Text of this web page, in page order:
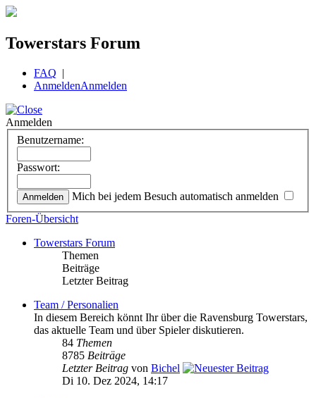
Towerstars Forum
FAQ |
AnmeldenAnmelden
Anmelden
Benutzername:
Passwort:
Mich bei jedem Besuch automatisch anmelden
Foren-Übersicht
Towerstars Forum
Themen
Beiträge
Letzter Beitrag
Team / Personalien
In diesem Bereich könnt Ihr über die Ravensburg Towerstars,
das aktuelle Team und über Spieler diskutieren.
84 Themen
8785 Beiträge
Letzter Beitrag von Bichel
Di 10. Dez 2024, 14:17